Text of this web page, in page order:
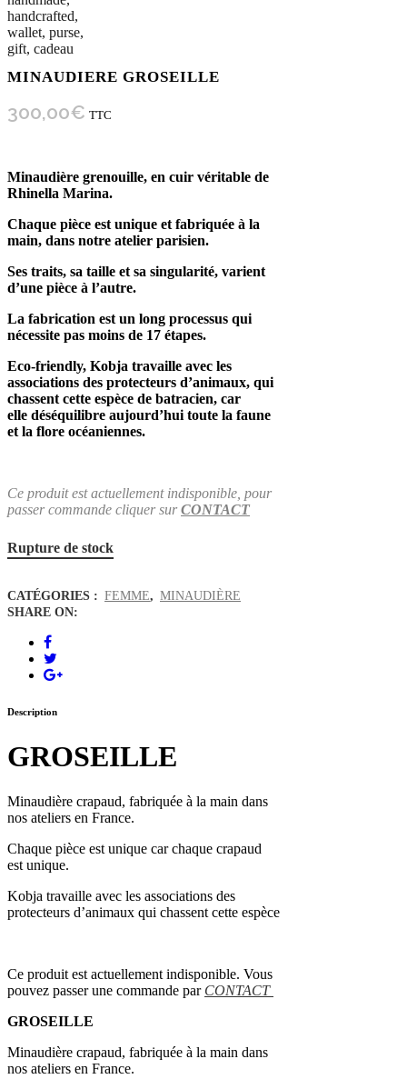
MINAUDIERE GROSEILLE
300,00€ TTC
Minaudière grenouille, en cuir véritable de
Rhinella Marina.
Chaque pièce est unique et fabriquée à la
main, dans notre atelier parisien.
Ses traits, sa taille et sa singularité, varient
d’une pièce à l’autre.
La fabrication est un long processus qui
nécessite pas moins de 17 étapes.
Eco-friendly, Kobja travaille avec les
associations des protecteurs d’animaux, qui
chassent cette espèce de batracien, car
elle déséquilibre aujourd’hui toute la faune
et la flore océaniennes.
Ce produit est actuellement indisponible, pour
passer commande cliquer surCONTACT
Rupture de stock
CATÉGORIES : FEMME, MINAUDIÈRE
SHARE ON:
Description
GROSEILLE
Minaudière crapaud, fabriquée à la main dans
nos ateliers en France.
Chaque pièce est unique car chaque crapaud
est unique.
Kobja travaille avec les associations des
protecteurs d’animaux qui chassent cette espèce
Ce produit est actuellement indisponible. Vous
pouvez passer une commande par CONTACT
GROSEILLE
Minaudière crapaud, fabriquée à la main dans
nos ateliers en France.